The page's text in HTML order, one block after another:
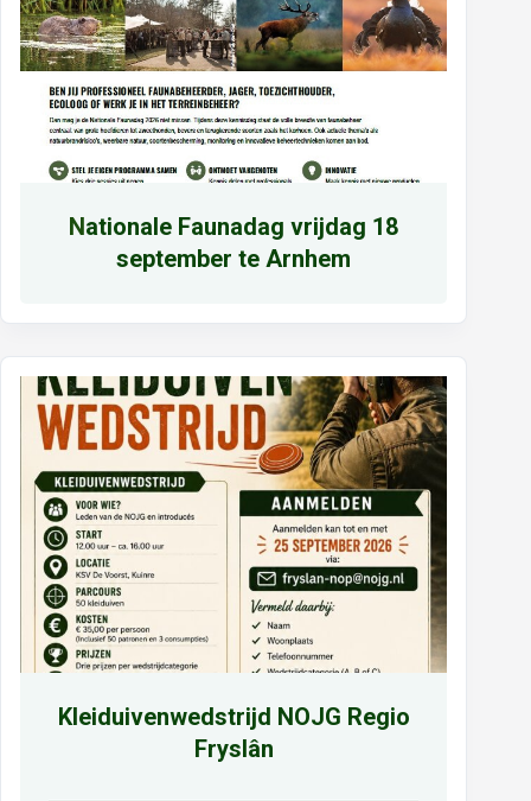
Nationale Faunadag vrijdag 18
september te Arnhem
Kleiduivenwedstrijd NOJG Regio
Fryslân